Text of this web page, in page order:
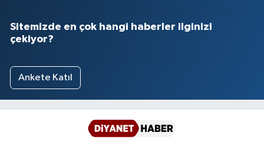
Sitemizde en çok hangi haberler ilginizi
çekiyor?
Ankete Katıl